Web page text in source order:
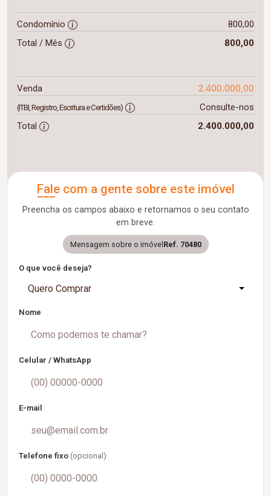
Condomínio
800,00
Total / Mês
800,00
Venda 2.400.000,00
(ITBI, Registro, Escritura e Certidões)
Consulte-nos
Total
2.400.000,00
Fale com a gente sobre este imóvel
Preencha os campos abaixo e retornamos o seu contato
em breve.
Mensagem sobre o imóvel Ref. 70480
O que você deseja?
Quero Comprar
Nome
Celular / WhatsApp
E-mail
Telefone fixo (opcional)